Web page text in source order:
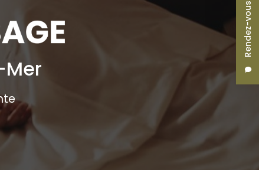
Rendez-vous
Massages duo
Réflexologie plantaire